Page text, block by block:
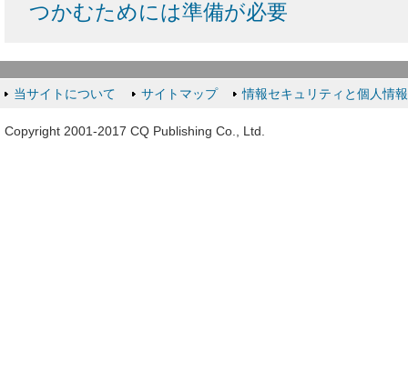
つかむためには準備が必要
当サイトについて サイトマップ 情報セキュリティと個人情
Copyright 2001-2017 CQ Publishing Co., Ltd.